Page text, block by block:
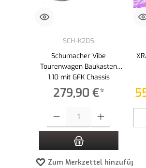
SCH-K205
Schumacher Vibe
Tourenwagen Baukasten
1:10 mit GFK Chassis
279,90 €*
Produkt Anzahl: Gib den
Zum Merkzettel hinzufügen